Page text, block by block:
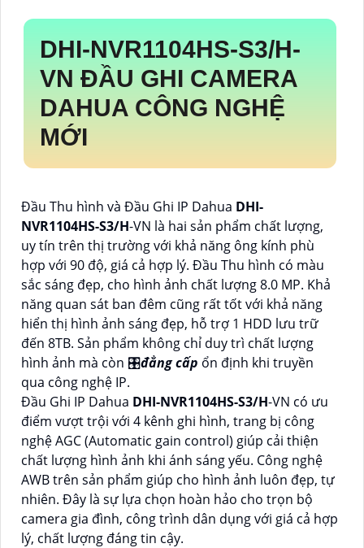
DHI-NVR1104HS-S3/H-
VN ĐẦU GHI CAMERA
DAHUA CÔNG NGHỆ
MỚI
Đầu Thu hình và Đầu Ghi IP Dahua DHI-
NVR1104HS-S3/H-VN là hai sản phẩm chất lượng,
uy tín trên thị trường với khả năng ông kính phù
hợp với 90 độ, giá cả hợp lý. Đầu Thu hình có màu
sắc sáng đẹp, cho hình ảnh chất lượng 8.0 MP. Khả
năng quan sát ban đêm cũng rất tốt với khả năng
hiển thị hình ảnh sáng đẹp, hỗ trợ 1 HDD lưu trữ
đến 8TB. Sản phẩm không chỉ duy trì chất lượng
hình ảnh mà còn 🎛đẳng cấp ổn định khi truyền
qua công nghệ IP.
Đầu Ghi IP Dahua DHI-NVR1104HS-S3/H-VN có ưu
điểm vượt trội với 4 kênh ghi hình, trang bị công
nghệ AGC (Automatic gain control) giúp cải thiện
chất lượng hình ảnh khi ánh sáng yếu. Công nghệ
AWB trên sản phẩm giúp cho hình ảnh luôn đẹp, tự
nhiên. Đây là sự lựa chọn hoàn hảo cho trọn bộ
camera gia đình, công trình dân dụng với giá cả hợp
lý, chất lượng đáng tin cậy.